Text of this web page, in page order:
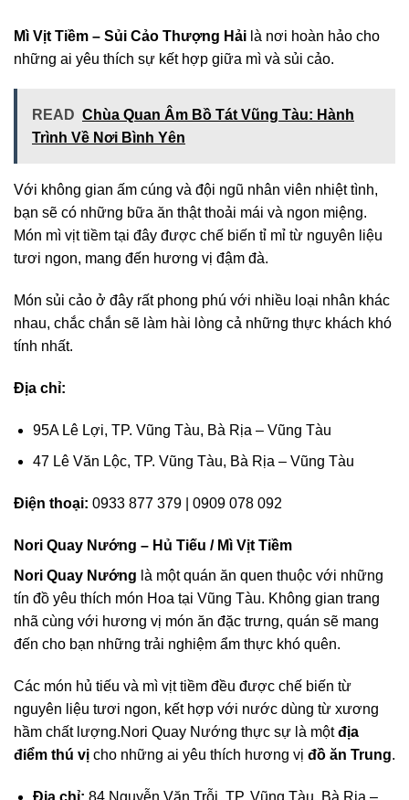
Mì Vịt Tiềm – Sủi Cảo Thượng Hải là nơi hoàn hảo cho
những ai yêu thích sự kết hợp giữa mì và sủi cảo.
READ Chùa Quan Âm Bồ Tát Vũng Tàu: Hành
Trình Về Nơi Bình Yên
Với không gian ấm cúng và đội ngũ nhân viên nhiệt tình,
bạn sẽ có những bữa ăn thật thoải mái và ngon miệng.
Món mì vịt tiềm tại đây được chế biến tỉ mỉ từ nguyên liệu
tươi ngon, mang đến hương vị đậm đà.
Món sủi cảo ở đây rất phong phú với nhiều loại nhân khác
nhau, chắc chắn sẽ làm hài lòng cả những thực khách khó
tính nhất.
Địa chỉ:
95A Lê Lợi, TP. Vũng Tàu, Bà Rịa – Vũng Tàu
47 Lê Văn Lộc, TP. Vũng Tàu, Bà Rịa – Vũng Tàu
Điện thoại: 0933 877 379 | 0909 078 092
Nori Quay Nướng – Hủ Tiếu / Mì Vịt Tiềm
Nori Quay Nướng là một quán ăn quen thuộc với những
tín đồ yêu thích món Hoa tại Vũng Tàu. Không gian trang
nhã cùng với hương vị món ăn đặc trưng, quán sẽ mang
đến cho bạn những trải nghiệm ẩm thực khó quên.
Các món hủ tiếu và mì vịt tiềm đều được chế biến từ
nguyên liệu tươi ngon, kết hợp với nước dùng từ xương
hầm chất lượng.Nori Quay Nướng thực sự là mộtđịa
điểm thú vị cho những ai yêu thích hương vị đồ ăn Trung.
Địa chỉ: 84 Nguyễn Văn Trỗi, TP. Vũng Tàu, Bà Rịa –